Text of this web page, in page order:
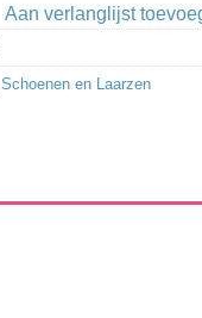
Aan verlanglijst
Schoenen en Laarzen